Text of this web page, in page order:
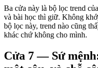
Ba cửa này là bộ lọc trend
và bài học thì giữ. Không
bộ lọc này, trend nào cũng
khác chứ không cho mình.
Cửa 7 — Sứ